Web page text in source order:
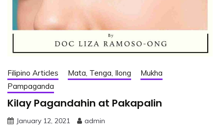
Filipino Articles Mata, Tenga, Ilong
Mukha
Pampaganda
Kilay Pagandahin at Pakapalin
January 12, 2021 admin